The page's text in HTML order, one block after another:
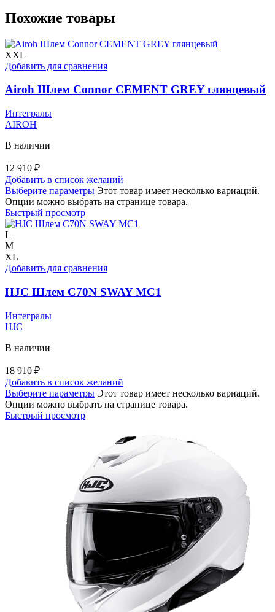
Похожие товары
XXL
Добавить для сравнения
Airoh Шлем Connor CEMENT GREY глянцевый
Интегралы
AIROH
В наличии
12 910 ₽
Добавить в список желаний
Выберите параметры Этот товар имеет несколько вариаций.
Опции можно выбрать на странице товара.
Быстрый просмотр
L
M
XL
Добавить для сравнения
HJC Шлем C70N SWAY MC1
Интегралы
HJC
В наличии
18 910 ₽
Добавить в список желаний
Выберите параметры Этот товар имеет несколько вариаций.
Опции можно выбрать на странице товара.
Быстрый просмотр